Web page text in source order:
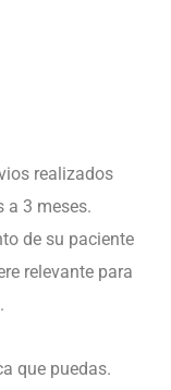
realizados
a 3 meses.
de su paciente
relevante para
que puedas.